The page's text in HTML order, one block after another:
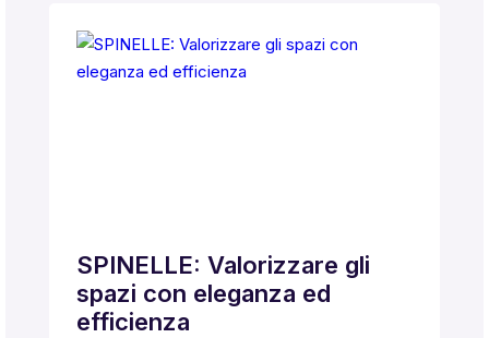
SPINELLE: Valorizzare gli
spazi con eleganza ed
efficienza